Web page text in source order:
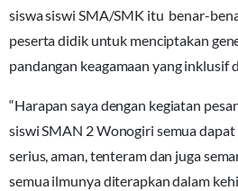
siswa siswi SMA/SMK itu benar-
peserta didik untuk menciptakan
pandangan keagamaan yang inklusif
“Harapan saya dengan kegiatan
siswi SMAN 2 Wonogiri semua
serius, aman, tenteram dan juga
semua ilmunya diterapkan dalam